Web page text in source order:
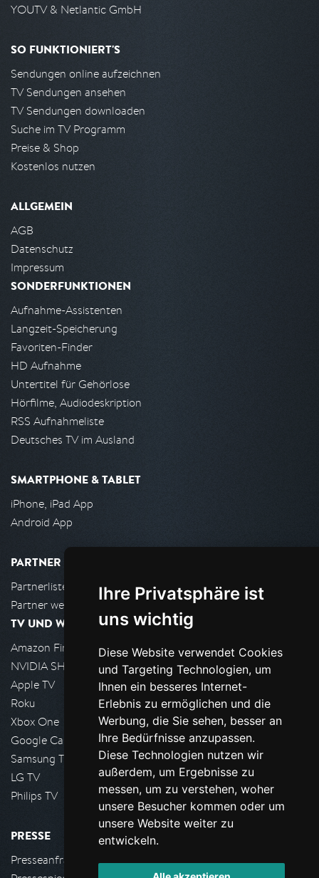
Ihre Privatsphäre ist
uns wichtig
Diese Website verwendet Cookies
und Targeting Technologien, um
Ihnen ein besseres Internet-
Erlebnis zu ermöglichen und die
Werbung, die Sie sehen, besser an
Ihre Bedürfnisse anzupassen.
Diese Technologien nutzen wir
außerdem, um Ergebnisse zu
messen, um zu verstehen, woher
unsere Besucher kommen oder um
unsere Website weiter zu
entwickeln.
YOUTV & Netlantic GmbH
SO FUNKTIONIERT'S
Sendungen online aufzeichnen
TV Sendungen ansehen
TV Sendungen downloaden
Suche im TV Programm
Preise & Shop
Kostenlos nutzen
ALLGEMEIN
AGB
Datenschutz
Impressum
SONDERFUNKTIONEN
Aufnahme-Assistenten
Langzeit-Speicherung
Favoriten-Finder
HD Aufnahme
Untertitel für Gehörlose
Hörfilme, Audiodeskription
RSS Aufnahmeliste
Deutsches TV im Ausland
SMARTPHONE & TABLET
iPhone, iPad App
Android App
PARTNER
Partnerliste
Partner werden
TV UND WOHNZIMMER
Amazon FireTV
NVIDIA SHIELD, Google TV
Apple TV
Roku
Xbox One
Google Cast
Samsung TV
LG TV
Philips TV
PRESSE
Presseanfrage stellen